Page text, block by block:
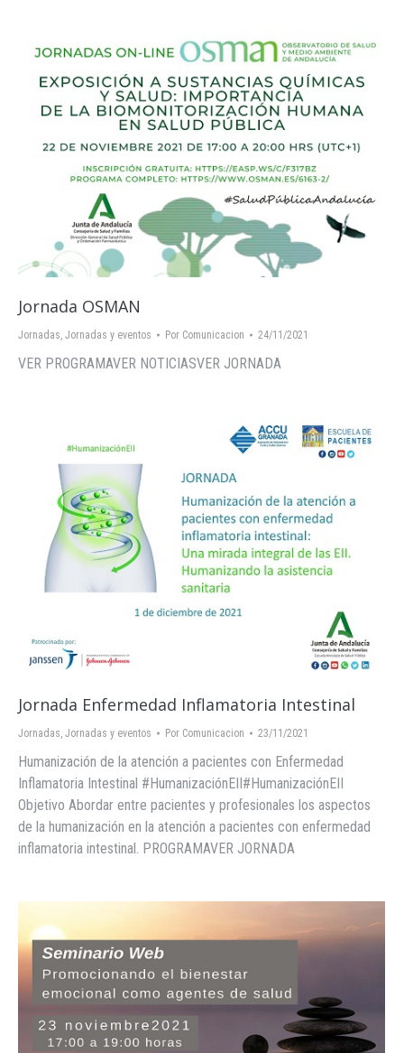
Jornada OSMAN
Jornadas, Jornadas y eventos Por Comunicacion 24/11/2021
VER PROGRAMAVER NOTICIASVER JORNADA
Jornada Enfermedad Inflamatoria Intestinal
Jornadas, Jornadas y eventos Por Comunicacion 23/11/2021
Humanización de la atención a pacientes con Enfermedad
Inflamatoria Intestinal #HumanizaciónEII#HumanizaciónEII
Objetivo Abordar entre pacientes y profesionales los aspectos
de la humanización en la atención a pacientes con enfermedad
inflamatoria intestinal. PROGRAMAVER JORNADA